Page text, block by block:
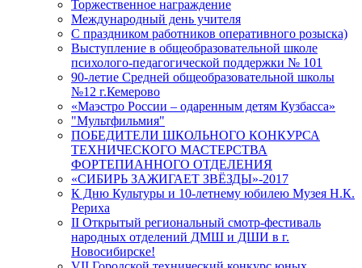
Торжественное награждение
Международный день учителя
С праздником работников оперативного розыска)
Выступление в общеобразовательной школе
психолого-педагогической поддержки № 101
90-летие Средней общеобразовательной школы
№12 г.Кемерово
«Маэстро России – одаренным детям Кузбасса»
"Мультфильмия"
ПОБЕДИТЕЛИ ШКОЛЬНОГО КОНКУРСА
ТЕХНИЧЕСКОГО МАСТЕРСТВА
ФОРТЕПИАННОГО ОТДЕЛЕНИЯ
«СИБИРЬ ЗАЖИГАЕТ ЗВЁЗДЫ»-2017
К Дню Культуры и 10-летнему юбилею Музея Н.К.
Рериха
II Открытый региональный смотр-фестиваль
народных отделений ДМШ и ДШИ в г.
Новосибирске!